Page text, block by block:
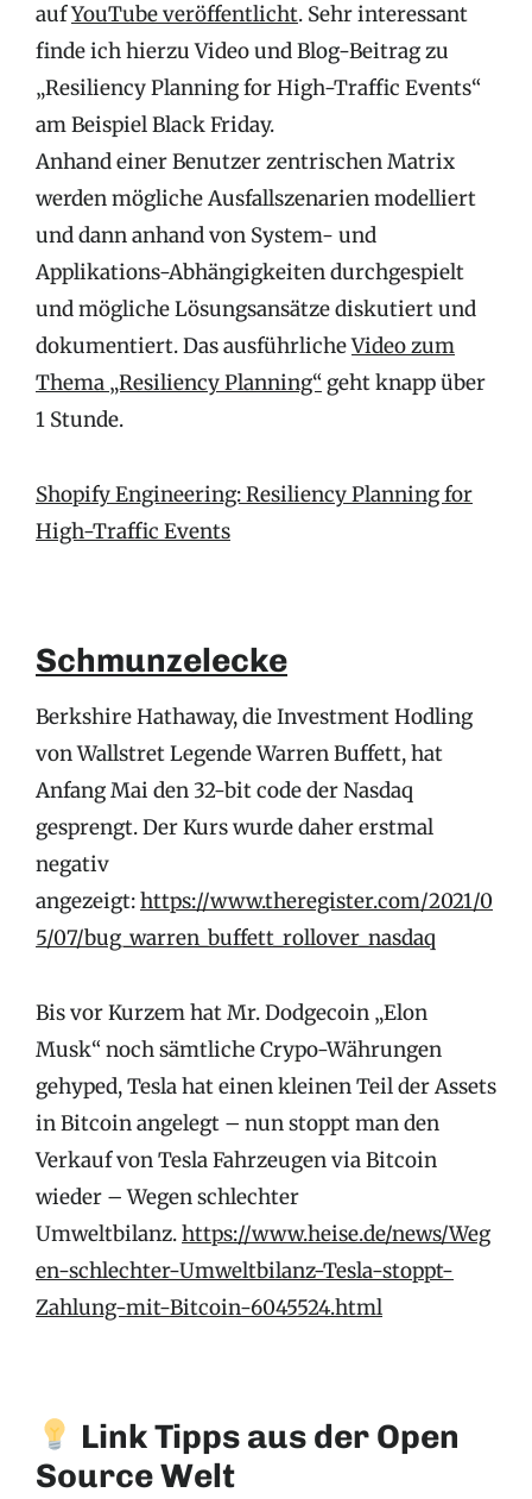
aufYouTube veröffentlicht. Sehr interessant
finde ich hierzu Video und Blog-Beitrag zu
„Resiliency Planning for High-Traffic Events“
am Beispiel Black Friday.
Anhand einer Benutzer zentrischen Matrix
werden mögliche Ausfallszenarien modelliert
und dann anhand von System- und
Applikations-Abhängigkeiten durchgespielt
und mögliche Lösungsansätze diskutiert und
dokumentiert. Das ausführlicheVideo zum
Thema „Resiliency Planning“ geht knapp über
1 Stunde.
Shopify Engineering: Resiliency Planning for
High-Traffic Events
Schmunzelecke
Berkshire Hathaway, die Investment Hodling
von Wallstret Legende Warren Buffett, hat
Anfang Mai den 32-bit code der Nasdaq
gesprengt. Der Kurs wurde daher erstmal
negativ
angezeigt:https://www.theregister.com/2021/0
5/07/bug_warren_buffett_rollover_nasdaq
Bis vor Kurzem hat Mr. Dodgecoin „Elon
Musk“ noch sämtliche Crypo-Währungen
gehyped, Tesla hat einen kleinen Teil der Assets
in Bitcoin angelegt – nun stoppt man den
Verkauf von Tesla Fahrzeugen via Bitcoin
wieder – Wegen schlechter
Umweltbilanz.https://www.heise.de/news/Weg
en-schlechter-Umweltbilanz-Tesla-stoppt-
Zahlung-mit-Bitcoin-6045524.html
Link Tipps aus der Open
Source Welt